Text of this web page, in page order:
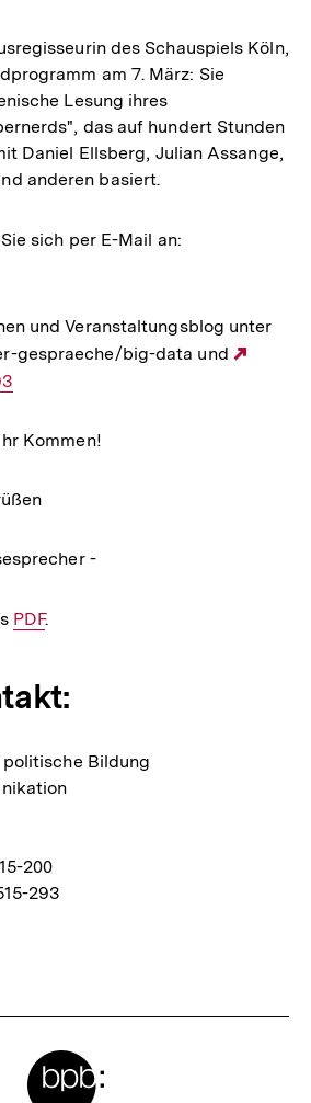
des Schauspiels Köln,
am 7. März: Sie
Lesung ihres
das auf hundert Stunden
Daniel Ellsberg, Julian Assange,
anderen basiert.
sich per E-Mail an:
und Veranstaltungsblog unter
gespraeche/big-data und
Kommen!
-
Interner
PDF.
Bildung
200
293